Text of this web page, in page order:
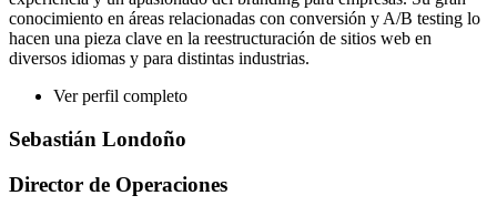
conocimiento en áreas relacionadas con conversión y A/B testing lo
hacen una pieza clave en la reestructuración de sitios web en
diversos idiomas y para distintas industrias.
Ver perfil completo
Sebastián Londoño
Director de Operaciones